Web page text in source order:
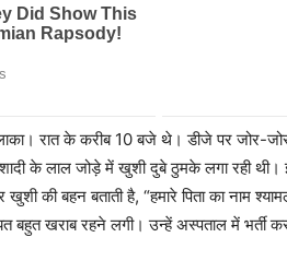
रात के करीब 10 बजे थे। डीजे पर जोर-जोर
के लाल जोड़े में खुशी दुबे ठुमके लगा रही
की बहन बताती है, “हमारे पिता का नाम
खराब रहने लगी। उन्हें अस्पताल में भर्ती